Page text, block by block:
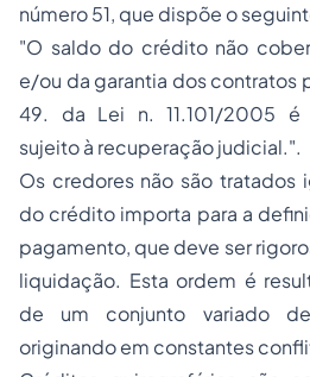
número 51, que dispõe o
"O saldo do crédito não
e/ou da garantia dos contratos
49. da Lei n. 11.101/2005 é
sujeito à recuperação judicial.".
Os credores não são tratados
do crédito importa para a
pagamento, que deve ser
liquidação. Esta ordem é
de um conjunto variado
originando em constantes